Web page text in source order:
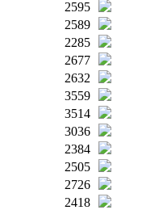
2595
2589
2285
2677
2632
3559
3514
3036
2384
2505
2726
2418